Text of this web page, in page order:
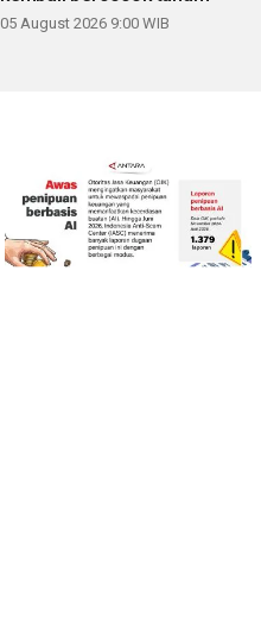
05 August 2026 9:00 WIB